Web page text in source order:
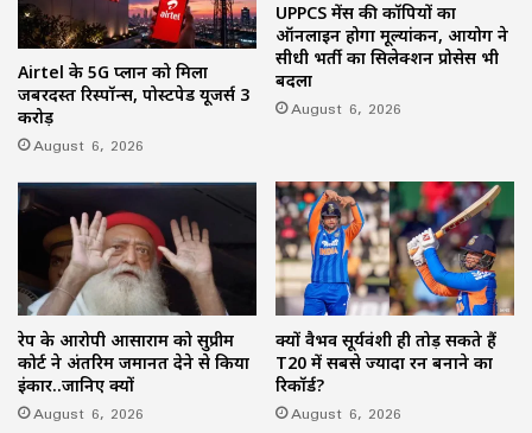
Airtel के 5G प्लान को मिला
जबरदस्त रिस्पॉन्स, पोस्टपेड यूजर्स 3
करोड़
August 6, 2026
UPPCS मेंस की कॉपियों का
ऑनलाइन होगा मूल्यांकन, आयोग ने
सीधी भर्ती का सिलेक्शन प्रोसेस भी
बदला
August 6, 2026
रेप के आरोपी आसाराम को सुप्रीम
कोर्ट ने अंतरिम जमानत देने से किया
इंकार..जानिए क्यों
August 6, 2026
क्यों वैभव सूर्यवंशी ही तोड़ सकते हैं
T20 में सबसे ज्यादा रन बनाने का
रिकॉर्ड?
August 6, 2026